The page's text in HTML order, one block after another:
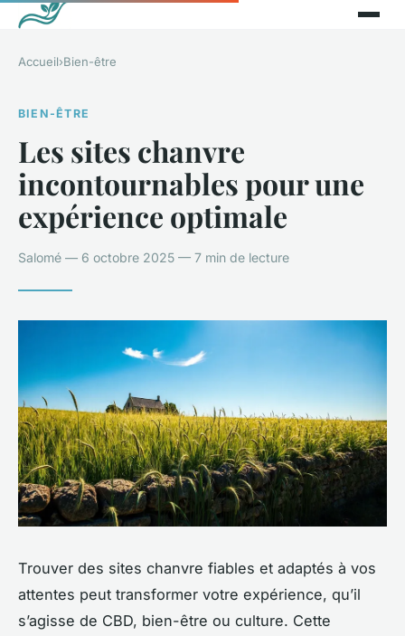
Accueil›Bien-être
BIEN-ÊTRE
Les sites chanvre
incontournables pour une
expérience optimale
Salomé — 6 octobre 2025 — 7 min de lecture
Trouver des sites chanvre fiables et adaptés à vos
attentes peut transformer votre expérience, qu’il
s’agisse de CBD, bien-être ou culture. Cette